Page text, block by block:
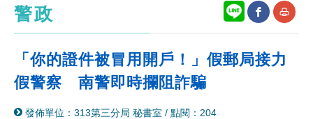
警政
網
友
「你的證件被冒用開戶！」假郵局接力
假警察 南警即時攔阻詐騙
發佈單位：313第三分局 秘書室 / 點閱：204